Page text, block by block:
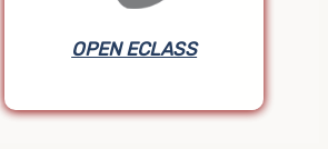
OPEN ECLASS
OPEN ECLASS